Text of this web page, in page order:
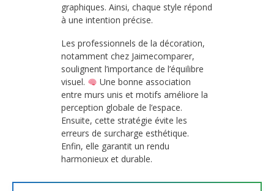
graphiques. Ainsi, chaque style répond
à une intention précise.
Les professionnels de la décoration,
notamment chez Jaimecomparer,
soulignent l’importance de l’équilibre
visuel.
Une bonne association
entre murs unis et motifs améliore la
perception globale de l’espace.
Ensuite, cette stratégie évite les
erreurs de surcharge esthétique.
Enfin, elle garantit un rendu
harmonieux et durable.